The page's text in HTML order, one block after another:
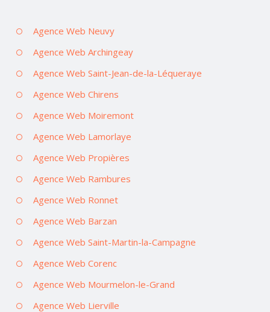
Agence Web Neuvy
Agence Web Archingeay
Agence Web Saint-Jean-de-la-Léqueraye
Agence Web Chirens
Agence Web Moiremont
Agence Web Lamorlaye
Agence Web Propières
Agence Web Rambures
Agence Web Ronnet
Agence Web Barzan
Agence Web Saint-Martin-la-Campagne
Agence Web Corenc
Agence Web Mourmelon-le-Grand
Agence Web Lierville